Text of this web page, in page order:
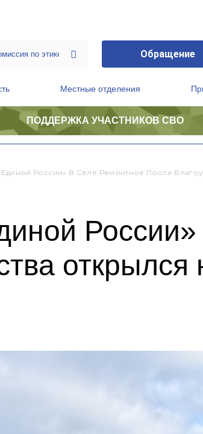
Обращение
Местные отделения
ПОДДЕРЖКА УЧАСТНИКОВ СВО
России» В Селе Ремонтное После